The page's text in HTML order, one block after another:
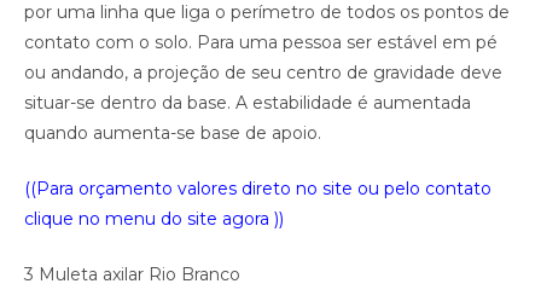
por uma linha que liga o perímetro de todos os pontos de
contato com o solo. Para uma pessoa ser estável em pé
ou andando, a projeção de seu centro de gravidade deve
situar-se dentro da base. A estabilidade é aumentada
quando aumenta-se base de apoio.
((Para orçamento valores direto no site ou pelo contato
clique no menu do site agora ))
3 Muleta axilar Rio Branco